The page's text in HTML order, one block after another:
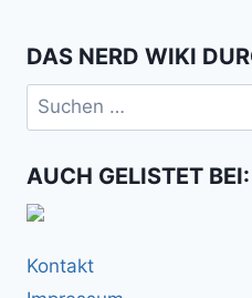
DAS NERD WIKI
Suchen
nach:
AUCH GELISTET BEI:
Kontakt